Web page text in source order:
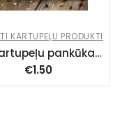
KARTUPEĻU PRODUKTI
MN Kartupeļu pankūkas “Žemaišu” ar VISTU (40x160g)
€1.50